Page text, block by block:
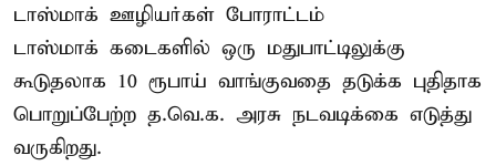
டாஸ்மாக் ஊழியர்கள் போராட்டம்
டாஸ்மாக் கடைகளில் ஒரு மதுபாட்டிலுக்கு
கூடுதலாக 10 ரூபாய் வாங்குவதை தடுக்க புதிதாக
பொறுப்பேற்ற த.வெ.க. அரசு நடவடிக்கை எடுத்து
வருகிறது.